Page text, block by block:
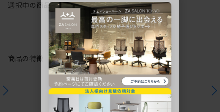
選択中の商品情報保証注意事項
商品の特徴